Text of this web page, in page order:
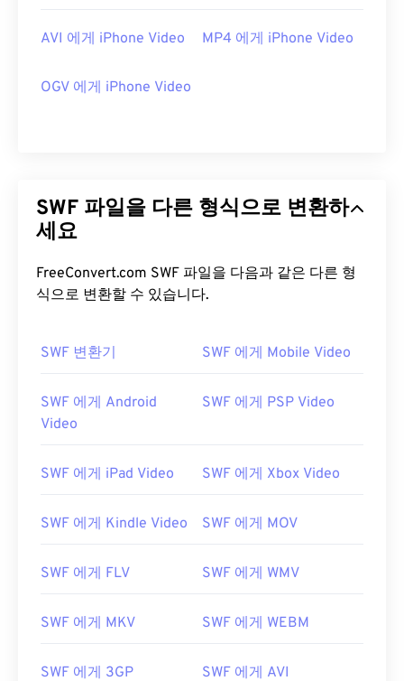
00 00
00 00
AVI 에게 iPhone Video MP4 에게 iPhone Video
OGV 에게 iPhone Video
SWF 파일을 다른 형식으로 변환하
세요
FreeConvert.com SWF 파일을 다음과 같은 다른 형
식으로 변환할 수 있습니다.
SWF 변환기 SWF 에게 Mobile Video
SWF 에게 Android
Video
SWF 에게 PSP Video
SWF 에게 iPad Video SWF 에게 Xbox Video
SWF 에게 Kindle Video SWF 에게 MOV
SWF 에게 FLV SWF 에게 WMV
SWF 에게 MKV SWF 에게 WEBM
SWF 에게 3GP SWF 에게 AVI